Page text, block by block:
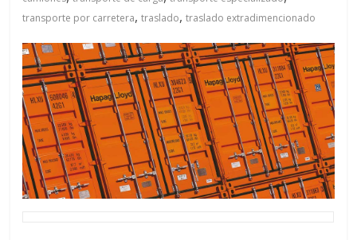
u
n
a
transporte por carretera,traslado,traslado extradimencionado